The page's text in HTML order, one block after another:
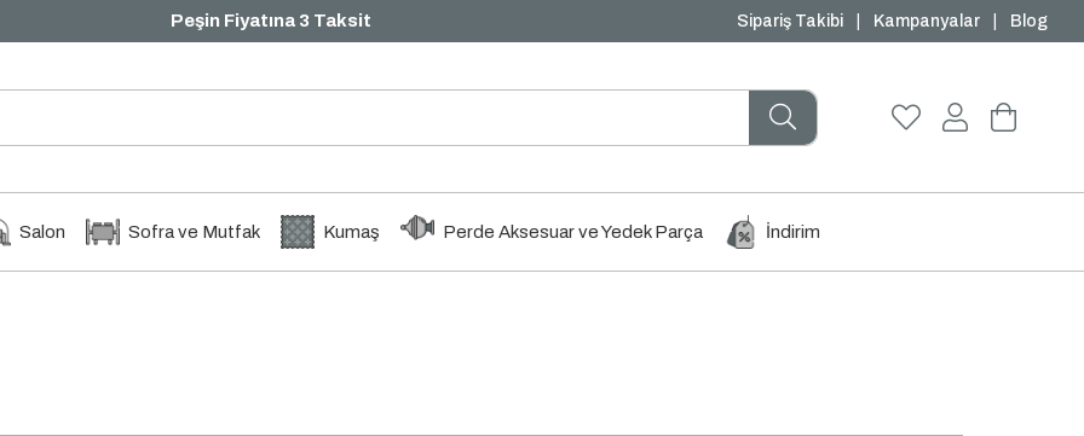
Peşin Fiyatına 3 Taksit ₺1000 ve Üzeri Ücretsiz Kargo
Sipariş Takibi Kampanyalar Blog
Salon Sofra ve Mutfak Kumaş Perde Aksesuar ve Yedek Parça İndirim